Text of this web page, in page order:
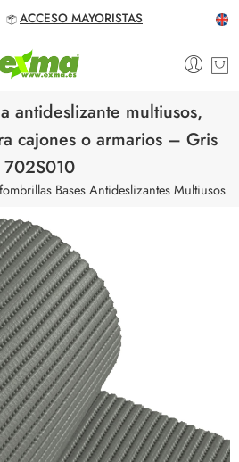
ACCESO MAYORISTAS
antideslizante multiusos,
cajones o armarios – Gris
702S010
Bases Antideslizantes Multiusos